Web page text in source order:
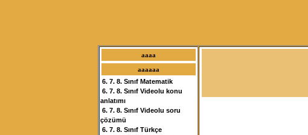
aaaa
aaaaaa
6. 7. 8. Sınıf Matematik
6. 7. 8. Sınıf Videolu konu
anlatımı
6. 7. 8. Sınıf Videolu soru
çözümü
6. 7. 8. Sınıf Türkçe